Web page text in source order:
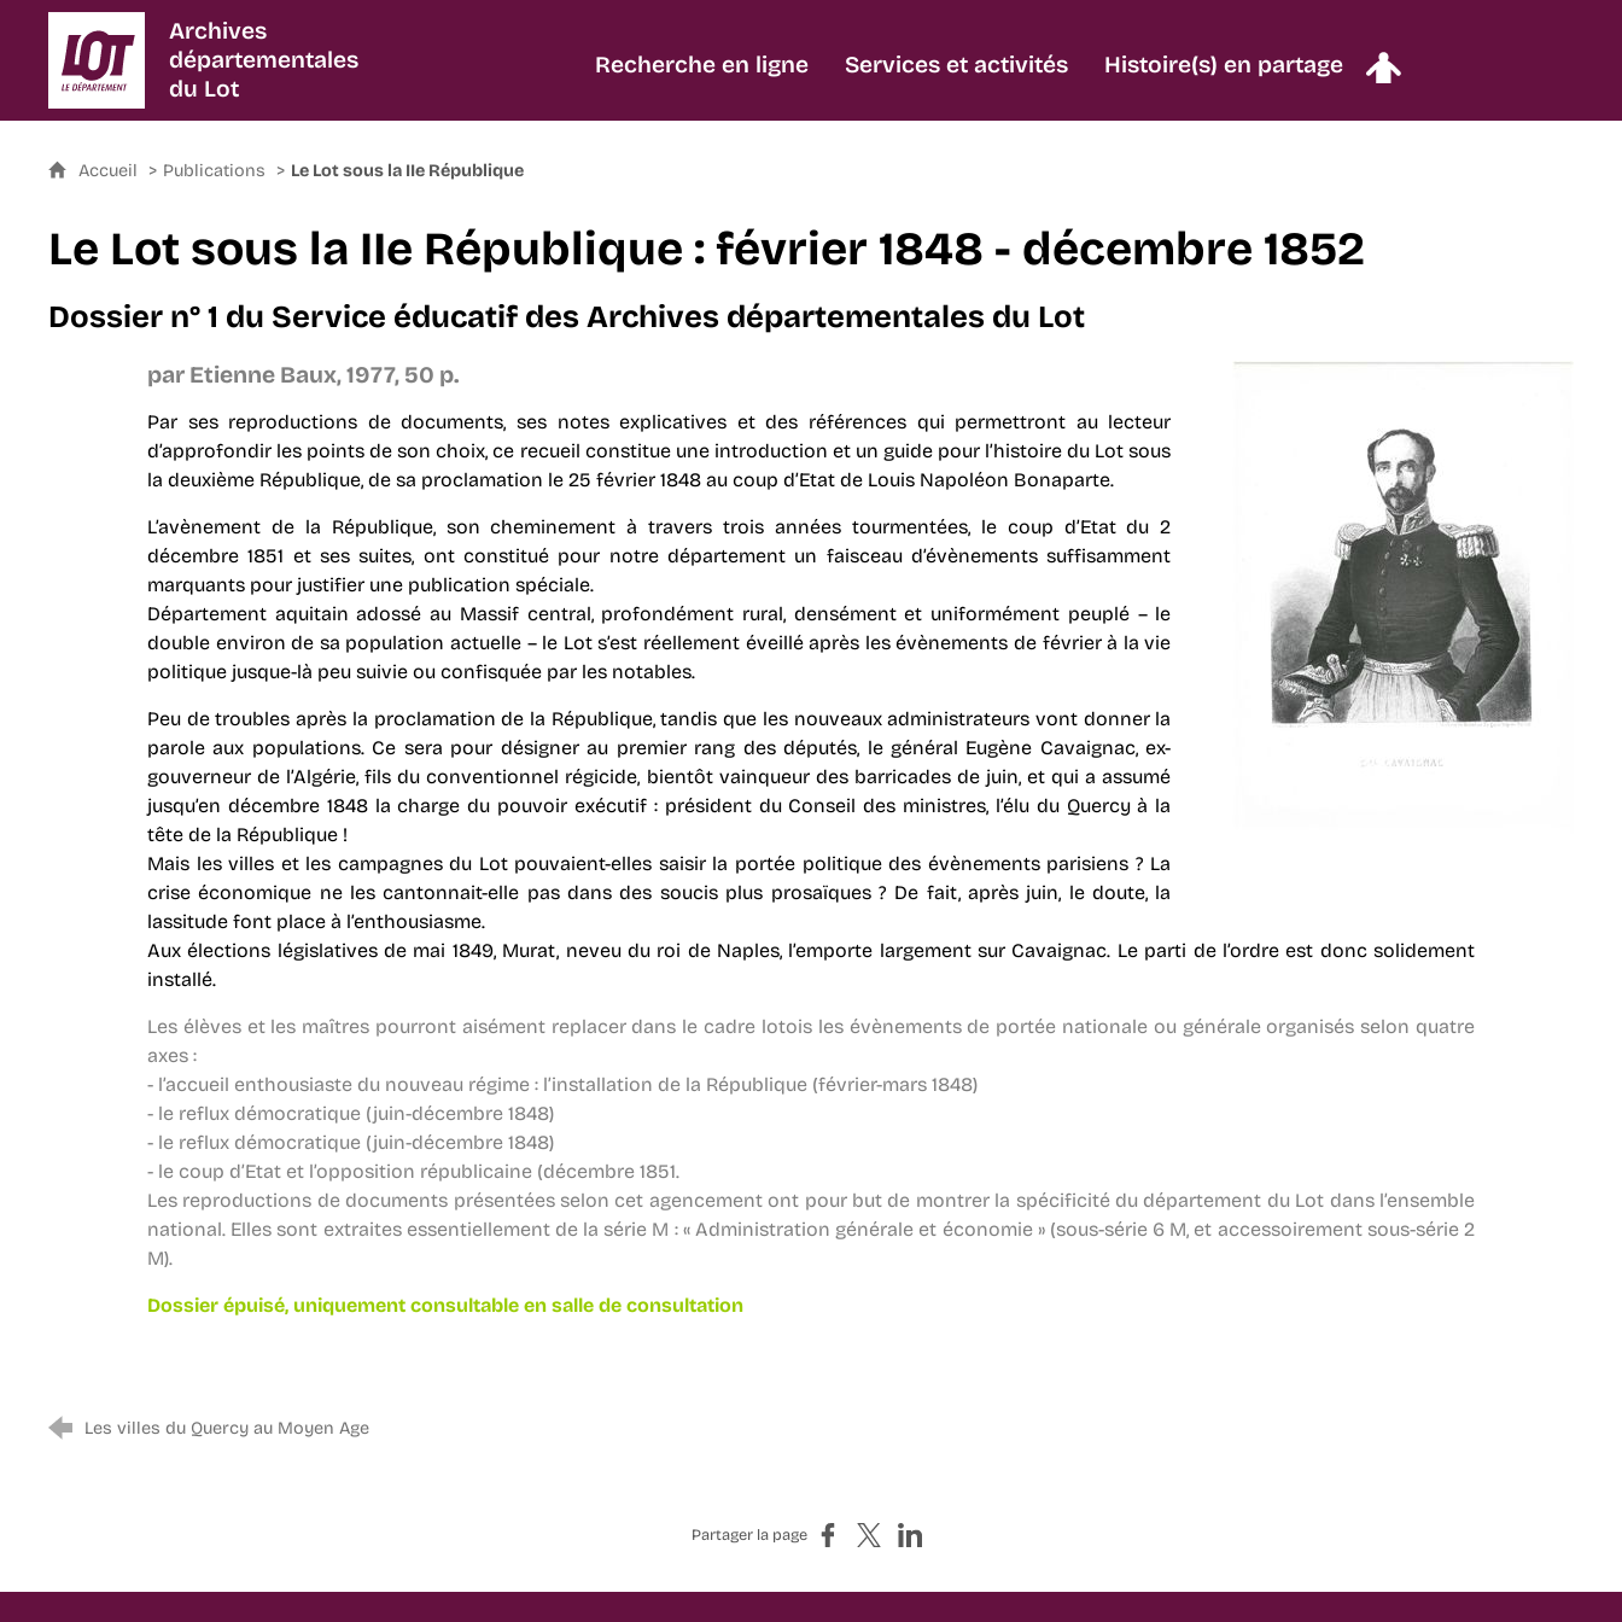
Archives
départementales
du Lot
Recherche en ligne Services et activités Histoire(s) en partage
Accueil Publications Le Lot sous la IIe République
Le Lot sous la IIe République : février 1848 - décembre 1852
Dossier n° 1 du Service éducatif des Archives départementales du Lot
par Etienne Baux, 1977, 50 p.
Par ses reproductions de documents, ses notes explicatives et des références qui permettront au lecteur
d’approfondir les points de son choix, ce recueil constitue une introduction et un guide pour l’histoire du Lot sous
la deuxième République, de sa proclamation le 25 février 1848 au coup d’Etat de Louis Napoléon Bonaparte.
L’avènement de la République, son cheminement à travers trois années tourmentées, le coup d’Etat du 2
décembre 1851 et ses suites, ont constitué pour notre département un faisceau d’évènements suffisamment
marquants pour justifier une publication spéciale.
Département aquitain adossé au Massif central, profondément rural, densément et uniformément peuplé – le
double environ de sa population actuelle – le Lot s’est réellement éveillé après les évènements de février à la vie
politique jusque-là peu suivie ou confisquée par les notables.
Peu de troubles après la proclamation de la République, tandis que les nouveaux administrateurs vont donner la
parole aux populations. Ce sera pour désigner au premier rang des députés, le général Eugène Cavaignac, ex-
gouverneur de l’Algérie, fils du conventionnel régicide, bientôt vainqueur des barricades de juin, et qui a assumé
jusqu’en décembre 1848 la charge du pouvoir exécutif : président du Conseil des ministres, l’élu du Quercy à la
tête de la République !
Mais les villes et les campagnes du Lot pouvaient-elles saisir la portée politique des évènements parisiens ? La
crise économique ne les cantonnait-elle pas dans des soucis plus prosaïques ? De fait, après juin, le doute, la
lassitude font place à l’enthousiasme.
Aux élections législatives de mai 1849, Murat, neveu du roi de Naples, l’emporte largement sur Cavaignac. Le parti de l’ordre est donc solidement
installé.
Les élèves et les maîtres pourront aisément replacer dans le cadre lotois les évènements de portée nationale ou générale organisés selon quatre
axes :
- l’accueil enthousiaste du nouveau régime : l’installation de la République (février-mars 1848)
- le reflux démocratique (juin-décembre 1848)
- le reflux démocratique (juin-décembre 1848)
- le coup d’Etat et l’opposition républicaine (décembre 1851.
Les reproductions de documents présentées selon cet agencement ont pour but de montrer la spécificité du département du Lot dans l’ensemble
national. Elles sont extraites essentiellement de la série M : « Administration générale et économie » (sous-série 6 M, et accessoirement sous-série 2
M).
Dossier épuisé, uniquement consultable en salle de consultation
Les villes du Quercy au Moyen Age
Partager la page Partager sur Facebook
Partager sur XPartager sur LinkedIn